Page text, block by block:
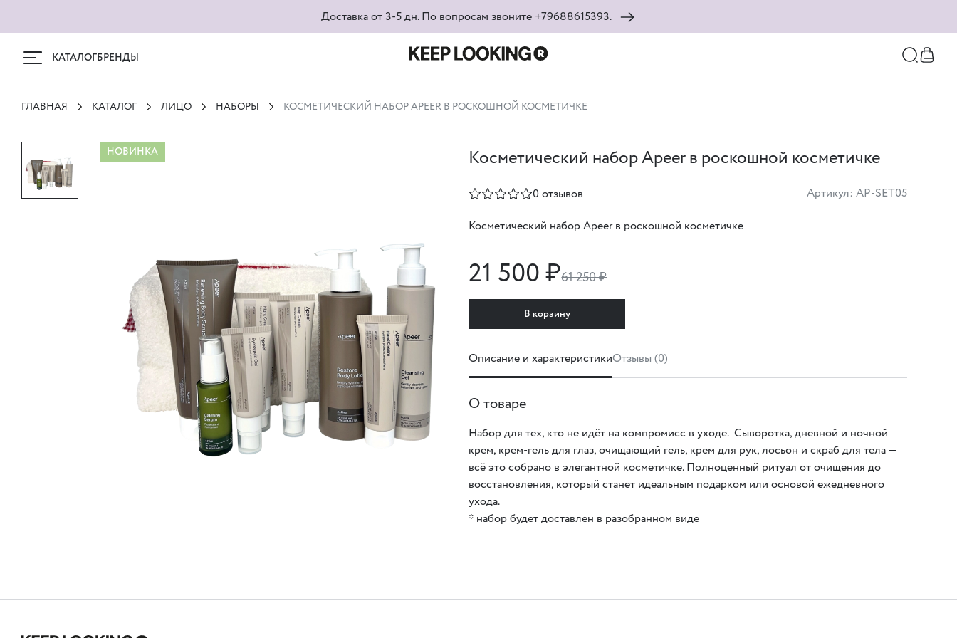
Доставка от 3-5 дн. По вопросам звоните +79688615393.
КАТАЛОГБРЕНДЫ
ГЛАВНАЯ КАТАЛОГ ЛИЦО НАБОРЫ КОСМЕТИЧЕСКИЙ НАБОР APEER В РОСКОШНОЙ КОСМЕТИЧКЕ
НОВИНКА Косметический набор Apeer в роскошной косметичке
0 отзывов
Артикул: AP-SET05
Косметический набор Apeer в роскошной косметичке
21 500 ₽61 250 ₽
В корзину
Описание и характеристикиОтзывы (0)
О товаре
Набор для тех, кто не идёт на компромисс в уходе. Сыворотка, дневной и ночной
крем, крем-гель для глаз, очищающий гель, крем для рук, лосьон и скраб для тела —
всё это собрано в элегантной косметичке. Полноценный ритуал от очищения до
восстановления, который станет идеальным подарком или основой ежедневного
ухода.
* набор будет доставлен в разобранном виде